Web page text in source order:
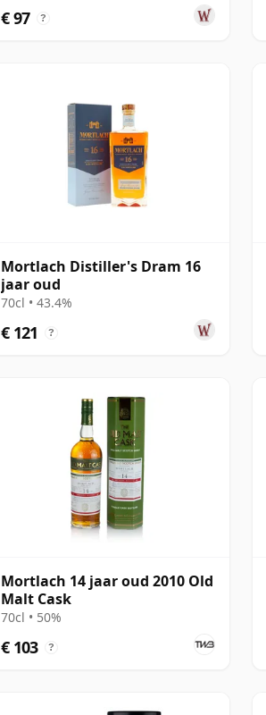
€ 97 ?
Mortlach Distiller's Dram 16
jaar oud
70cl • 43.4%
€ 121 ?
Mortlach 14 jaar oud 2010 Old
Malt Cask
70cl • 50%
€ 103 ?